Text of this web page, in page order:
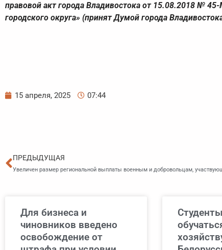
правовой акт города Владивостока от 15.08.2018 №
городского округа» (принят Думой города
15 апреля, 2025 07:44
Пред
ПРЕДЫДУЩАЯ
Увеличен размер региональной выплаты военным и добровольцам,
Для бизнеса и
чиновников введено
освобождение от